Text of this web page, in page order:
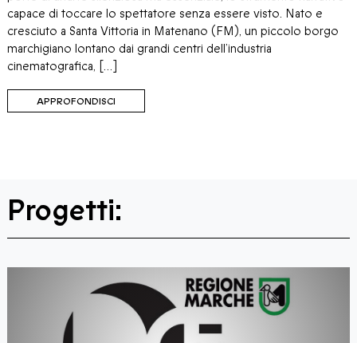
capace di toccare lo spettatore senza essere visto. Nato e
cresciuto a Santa Vittoria in Matenano (FM), un piccolo borgo
marchigiano lontano dai grandi centri dell’industria
cinematografica, […]
APPROFONDISCI
Progetti: